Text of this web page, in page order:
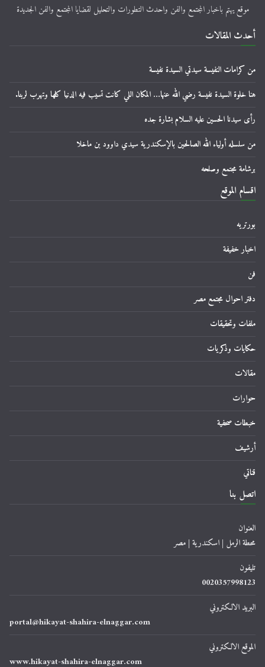
موقع يهتم باخبار المجتمع والفن واحدث التطورات والتحليل لقضايا المجتمع والفن الجديدة
أحدث المقالات
من كرامات النفيسة سيدتي السيدة نفيسة
هنا خلوة السيدة نفيسة رضي الله عنها… المكان اللي كانت تسيب فيه الدنيا كلها وتهرب لربنا.
رأى سيدنا الحسين عليه السلام بشارة جده
من سلسله أولياء الله الصالحين بالإسكندرية سيدي داوود بن ماخلا
برشامة مجتمع وصلحه
اقسام الموقع
بورتريه
اخبار خفيفة
فن
دفتر احوال مجتمع مصر
ملفات وتحقيقات
حكايات وذكريات
مقالات
حوارات
خبطات صحفية
أرشيف
قناتي
اتصل بنا
العنوان
محطة الرمل | اسكندرية | مصر
تليفون
0020357998123
البريد الالكتروني
portal@hikayat-shahira-elnaggar.com
الموقع الالكتروني
www.hikayat-shahira-elnaggar.com